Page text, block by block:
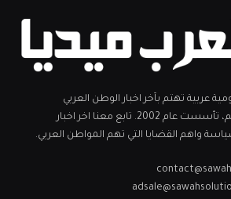
عربية تهتم بآخر اخبار الوطن العربي
والشرق الأوسط والعالم، تأسست عام 2002. تابع معنا اخر اخبار
واهم القضايا التي تهم المواطن العربي.